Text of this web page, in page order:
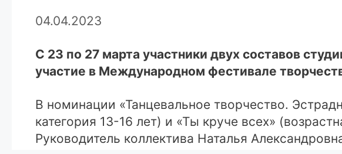
04.04.2023
С 23 по 27 марта участники двух составов
участие в Международном фестивале
В номинации «Танцевальное творчество.
категория 13-16 лет) и «Ты круче всех»
Руководитель коллектива Наталья